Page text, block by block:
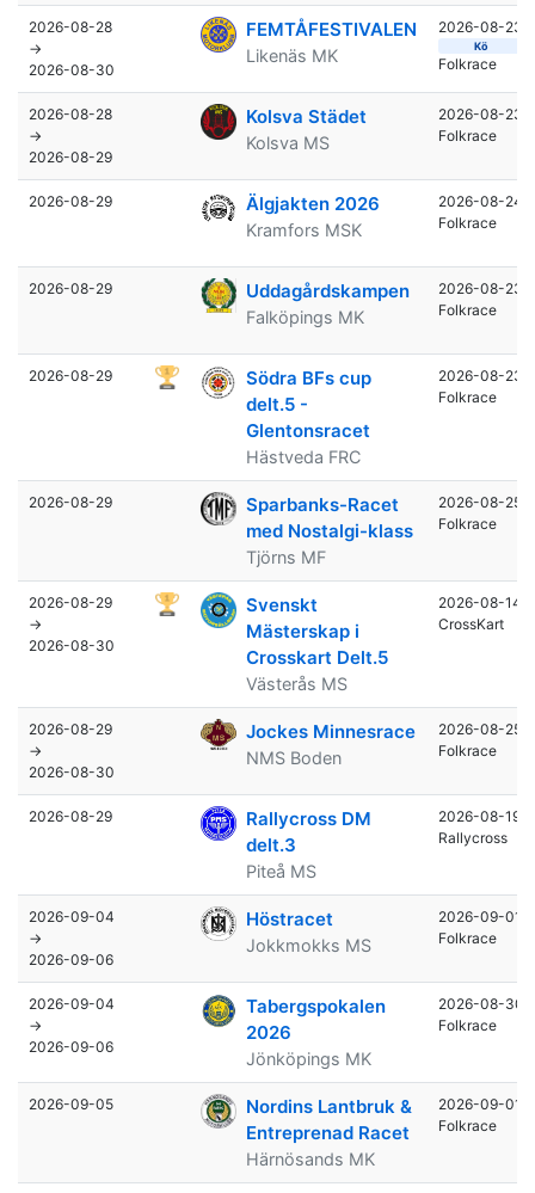
2026-08-28
→
2026-08-30
FEMTÅFESTIVALEN
Likenäs MK
2026-08-23
Kö
Folkrace
2026-08-28
→
2026-08-29
Kolsva Städet
Kolsva MS
2026-08-23
Folkrace
2026-08-29 Älgjakten 2026
Kramfors MSK
2026-08-24
Folkrace
2026-08-29 Uddagårdskampen
Falköpings MK
2026-08-23
Folkrace
2026-08-29
Södra BFs cup
delt.5 -
Glentonsracet
Hästveda FRC
2026-08-23
Folkrace
2026-08-29
Sparbanks-Racet
med Nostalgi-klass
Tjörns MF
2026-08-25
Folkrace
2026-08-29
→
2026-08-30
Svenskt
Mästerskap i
Crosskart Delt.5
Västerås MS
2026-08-14
CrossKart
2026-08-29
→
2026-08-30
Jockes Minnesrace
NMS Boden
2026-08-25
Folkrace
2026-08-29
Rallycross DM
delt.3
Piteå MS
2026-08-19
Rallycross
2026-09-04
→
2026-09-06
Höstracet
Jokkmokks MS
2026-09-01
Folkrace
2026-09-04
→
2026-09-06
Tabergspokalen
2026
Jönköpings MK
2026-08-30
Folkrace
2026-09-05
Nordins Lantbruk &
Entreprenad Racet
Härnösands MK
2026-09-01
Folkrace